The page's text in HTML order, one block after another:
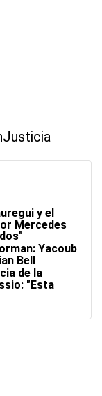
Justicia
y el
Mercedes
Yacoub
Bell
de la
"Esta